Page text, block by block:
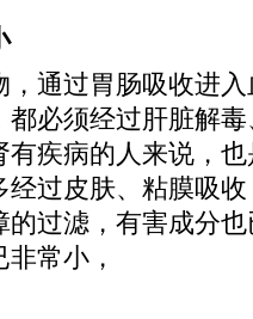
通过胃肠吸收进入
都必须经过肝脏解
疾病的人来说，
经过皮肤、粘膜吸
过滤，有害成分
常小，